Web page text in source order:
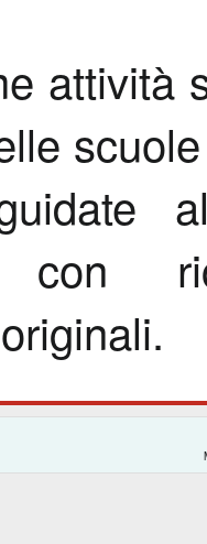
attività
con